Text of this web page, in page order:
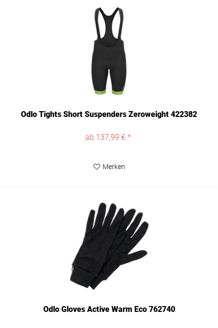
Odlo Tights Short Suspenders Zeroweight 422382
ab 137,99 € *
Merken
Odlo Gloves Active Warm Eco 762740